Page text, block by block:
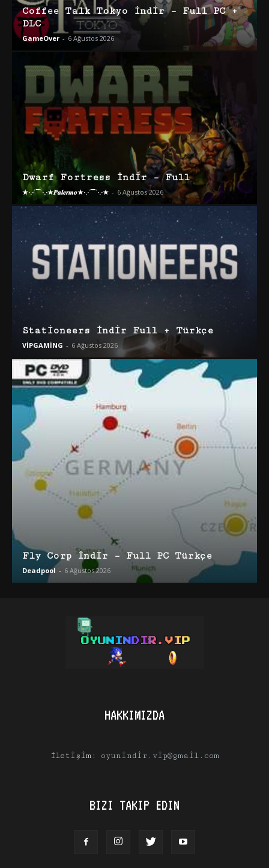
Coffee Talk Tokyo İndir – Full PC +
DLC
GameOver - 6 Ağustos 2026
Dwarf Fortress İndir – Full
★·.·´¯`·.·★𝑷𝒂𝒍𝒆𝒓𝒎𝒐★·.·´¯`·.·★ - 6 Ağustos 2026
Stationeers İndir Full + Türkçe
VİPGAMİNG - 6 Ağustos 2026
Fly Corp İndir – Full PC Türkçe
Deadpool - 6 Ağustos 2026
HAKKIMIZDA
İletişim: oyunindir.vip@gmail.com
BIZI TAKIP EDIN